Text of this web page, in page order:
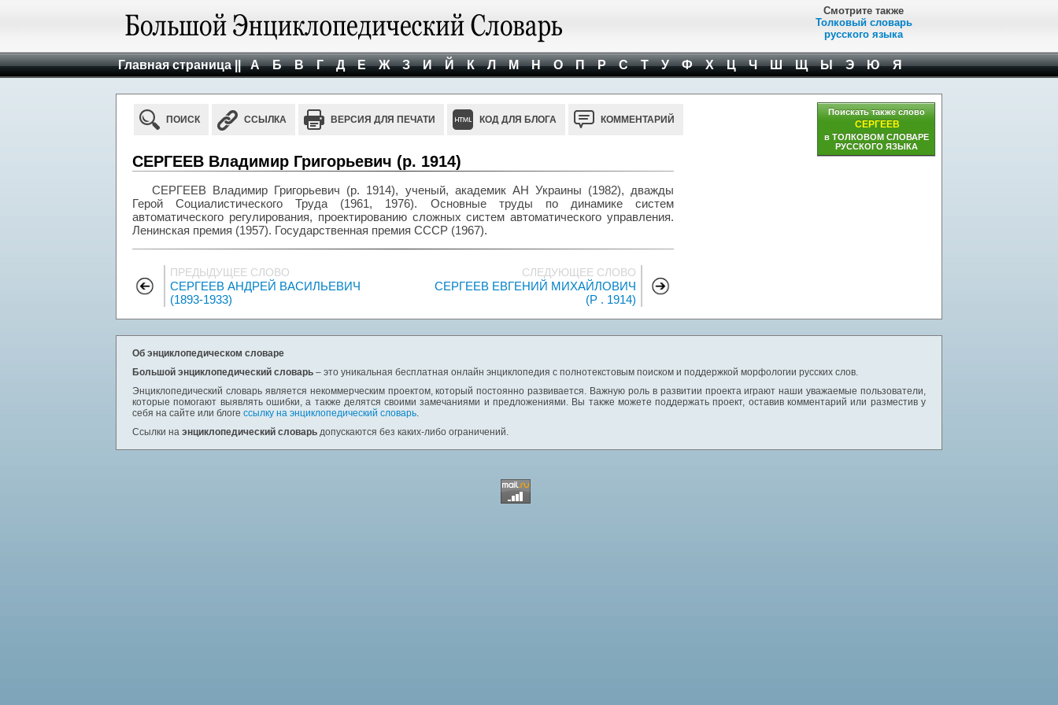
Смотрите также
Толковый словарь
русского языка
Главная страница || А Б В Г Д Е Ж З И Й К Л М Н О П Р С Т У Ф Х Ц Ч Ш Щ Ы Э Ю Я
ПОИСК ССЫЛКА ВЕРСИЯ ДЛЯ ПЕЧАТИ КОД ДЛЯ БЛОГА КОММЕНТАРИЙ
СЕРГЕЕВ Владимир Григорьевич (р. 1914)
СЕРГЕЕВ Владимир Григорьевич (р. 1914), ученый, академик АН Украины (1982), дважды
Герой Социалистического Труда (1961, 1976). Основные труды по динамике систем
автоматического регулирования, проектированию сложных систем автоматического управления.
Ленинская премия (1957). Государственная премия СССР (1967).
ПРЕДЫДУЩЕЕ СЛОВО
СЕРГЕЕВ АНДРЕЙ ВАСИЛЬЕВИЧ
(1893-1933)
СЛЕДУЮЩЕЕ СЛОВО
СЕРГЕЕВ ЕВГЕНИЙ МИХАЙЛОВИЧ
(Р . 1914)
Поискать также слово
СЕРГЕЕВ
в ТОЛКОВОМ СЛОВАРЕ
РУССКОГО ЯЗЫКА
Об энциклопедическом словаре
Большой энциклопедический словарь – это уникальная бесплатная онлайн энциклопедия с полнотекстовым поиском и поддержкой морфологии русских слов.
Энциклопедический словарь является некоммерческим проектом, который постоянно развивается. Важную роль в развитии проекта играют наши уважаемые пользователи,
которые помогают выявлять ошибки, а также делятся своими замечаниями и предложениями. Вы также можете поддержать проект, оставив комментарий или разместив у
себя на сайте или блоге ссылку на энциклопедический словарь.
Ссылки на энциклопедический словарь допускаются без каких-либо ограничений.